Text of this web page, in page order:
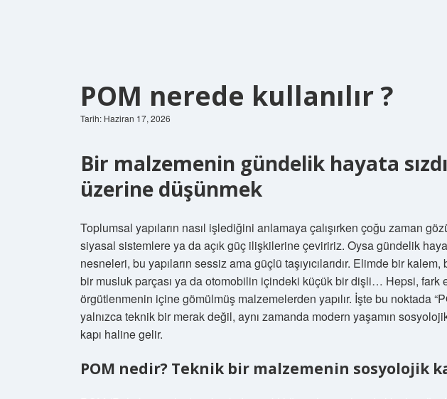
POM nerede kullanılır ?
Tarih: Haziran 17, 2026
Bir malzemenin gündelik hayata
üzerine düşünmek
Toplumsal yapıların nasıl işlediğini anlamaya çalışırken çoğu zaman
siyasal sistemlere ya da açık güç ilişkilerine çeviririz. Oysa gündelik
nesneleri, bu yapıların sessiz ama güçlü taşıyıcılarıdır. Elimde bir
bir musluk parçası ya da otomobilin içindeki küçük bir dişli… Hepsi, fark
örgütlenmenin içine gömülmüş malzemelerden yapılır. İşte bu noktada
yalnızca teknik bir merak değil, aynı zamanda modern yaşamın
kapı haline gelir.
POM nedir? Teknik bir malzemenin sosyolojik